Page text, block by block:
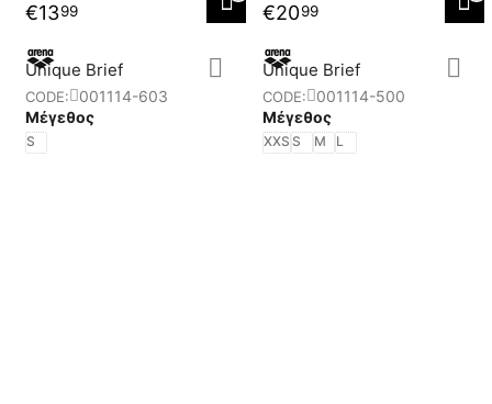
€1399 €2099
Unique Brief
CODE:
001114-603
Μέγεθος
S
Unique Brief
CODE:
001114-500
Μέγεθος
XXS S M L